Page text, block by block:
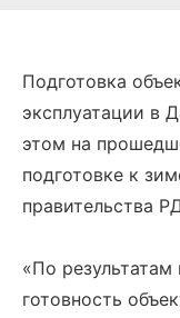
Подготовка
эксплуатации в
этом на
подготовке к
правительства
«По
готовность